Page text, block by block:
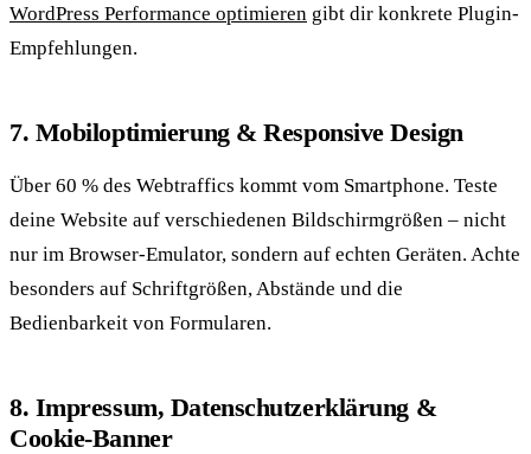
WordPress Performance optimieren gibt dir konkrete Plugin-
Empfehlungen.
7. Mobiloptimierung & Responsive Design
Über 60 % des Webtraffics kommt vom Smartphone. Teste
deine Website auf verschiedenen Bildschirmgrößen – nicht
nur im Browser-Emulator, sondern auf echten Geräten. Achte
besonders auf Schriftgrößen, Abstände und die
Bedienbarkeit von Formularen.
8. Impressum, Datenschutzerklärung &
Cookie-Banner